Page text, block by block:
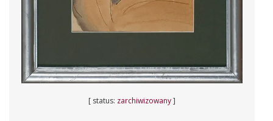
[ status: zarchiwizowany]